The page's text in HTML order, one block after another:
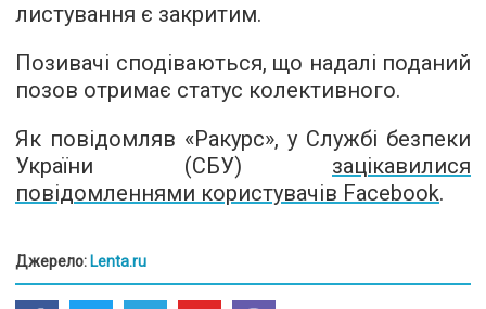
листування є закритим.
Позивачі сподіваються, що надалі поданий
позов отримає статус колективного.
Як повідомляв «Ракурс», у Службі безпеки
України (СБУ) зацікавилися
повідомленнями користувачів Facebook.
Джерело: Lenta.ru